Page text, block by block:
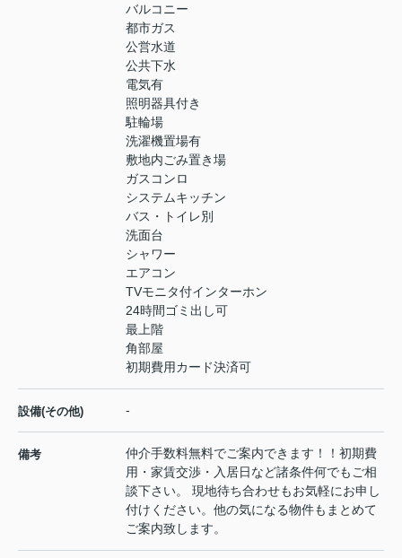
バルコニー
都市ガス
公営水道
公共下水
電気有
照明器具付き
駐輪場
洗濯機置場有
敷地内ごみ置き場
ガスコンロ
システムキッチン
バス・トイレ別
洗面台
シャワー
エアコン
TVモニタ付インターホン
24時間ゴミ出し可
最上階
角部屋
初期費用カード決済可
設備(その他) -
備考
仲介手数料無料でご案内できます！！初期費
用・家賃交渉・入居日など諸条件何でもご相
談下さい。 現地待ち合わせもお気軽にお申し
付けください。他の気になる物件もまとめて
ご案内致します。